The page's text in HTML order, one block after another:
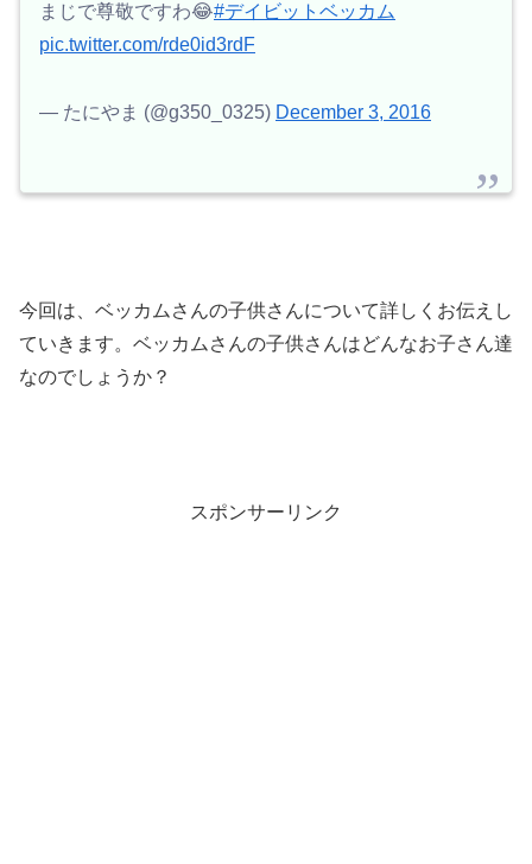
まじで尊敬ですわ😂#デイビットベッカム
pic.twitter.com/rde0id3rdF
— たにやま (@g350_0325) December 3, 2016
今回は、ベッカムさんの子供さんについて詳しくお伝えし
ていきます。ベッカムさんの子供さんはどんなお子さん達
なのでしょうか？
スポンサーリンク